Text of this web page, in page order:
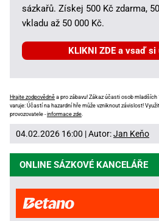
sázkařů. Získej 500 Kč zdarma,
vkladu až 50 000 Kč.
KLIKNI ZDE a vsaď
Hrajte zodpovědně a pro zábavu! Zákaz účasti osob
varuje: Účastí na hazardní hře může vzniknout závislost!
provozovatele -informace zde.
04.02.2026 16:00 | Autor:Jan Keňo
ONLINE SÁZKOVÉ KANCELÁŘE